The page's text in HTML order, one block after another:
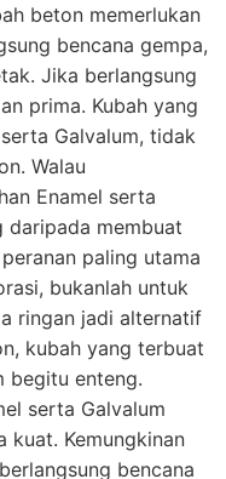
beton memerlukan
bencana gempa,
Jika berlangsung
prima. Kubah yang
Galvalum, tidak
Walau
Enamel serta
daripada membuat
paling utama
bukanlah untuk
ringan jadi alternatif
kubah yang terbuat
begitu enteng.
serta Galvalum
kuat. Kemungkinan
bencana